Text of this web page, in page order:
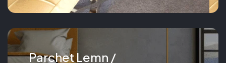
Parchet Lemn /